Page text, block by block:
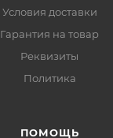
Условия доставки
Гарантия на товар
Реквизиты
Политика
ПОМОЩЬ